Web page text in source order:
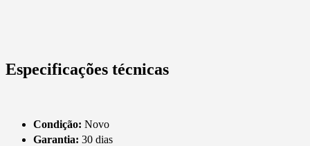
Especificações técnicas
Condição: Novo
Garantia: 30 dias